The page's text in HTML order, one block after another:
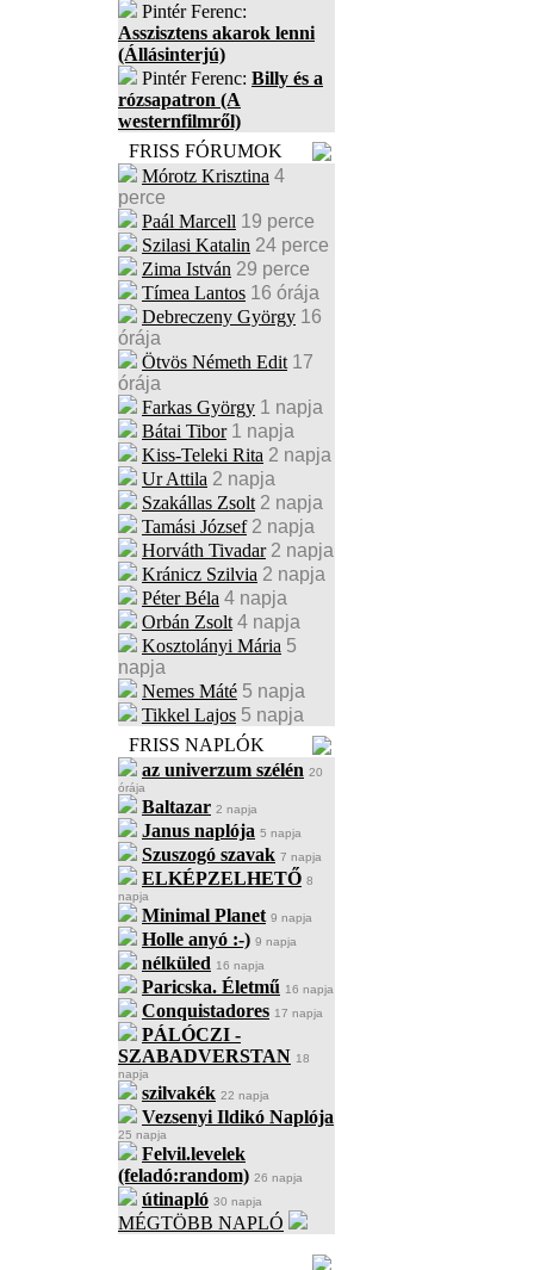
Pintér Ferenc:
Asszisztens akarok lenni
(Állásinterjú)
Pintér Ferenc: Billy és a
rózsapatron (A
westernfilmről)
FRISS FÓRUMOK
Mórotz Krisztina 4
perce
Paál Marcell 19 perce
Szilasi Katalin 24 perce
Zima István 29 perce
Tímea Lantos 16 órája
Debreczeny György 16
órája
Ötvös Németh Edit 17
órája
Farkas György 1 napja
Bátai Tibor 1 napja
Kiss-Teleki Rita 2 napja
Ur Attila 2 napja
Szakállas Zsolt 2 napja
Tamási József 2 napja
Horváth Tivadar 2 napja
Kránicz Szilvia 2 napja
Péter Béla 4 napja
Orbán Zsolt 4 napja
Kosztolányi Mária 5
napja
Nemes Máté 5 napja
Tikkel Lajos 5 napja
FRISS NAPLÓK
az univerzum szélén 20
órája
Baltazar 2 napja
Janus naplója 5 napja
Szuszogó szavak 7 napja
ELKÉPZELHETŐ 8
napja
Minimal Planet 9 napja
Holle anyó :-) 9 napja
nélküled 16 napja
Paricska. Életmű 16 napja
Conquistadores 17 napja
PÁLÓCZI -
SZABADVERSTAN 18
napja
szilvakék 22 napja
Vezsenyi Ildikó Naplója
25 napja
Felvil.levelek
(feladó:random) 26 napja
útinapló 30 napja
MÉGTÖBB NAPLÓ